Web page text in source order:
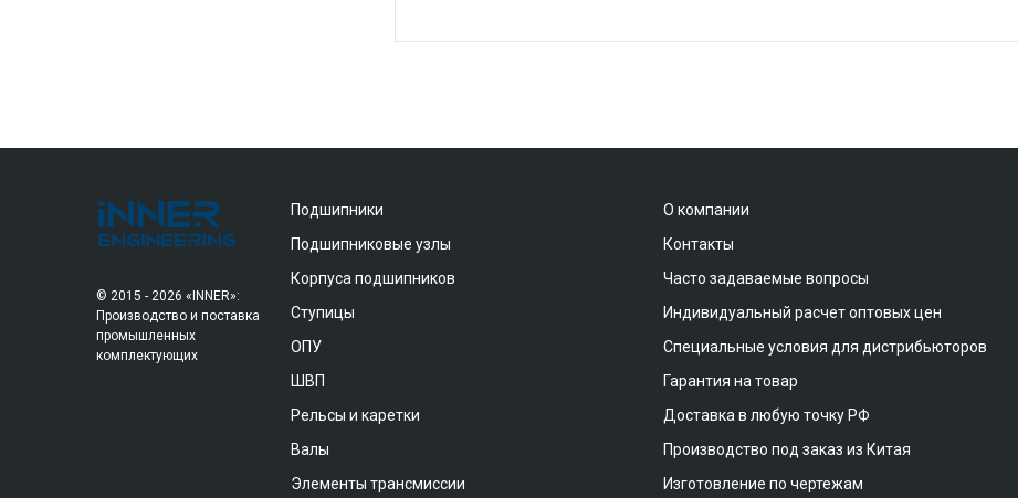
© 2015 - 2026 «INNER»:
Производство и поставка
промышленных
комплектующих
Подшипники
Подшипниковые узлы
Корпуса подшипников
Ступицы
ОПУ
ШВП
Рельсы и каретки
Валы
Элементы трансмиссии
О компании
Контакты
Часто задаваемые вопросы
Индивидуальный расчет оптовых цен
Специальные условия для дистрибьюторов
Гарантия на товар
Доставка в любую точку РФ
Производство под заказ из Китая
Изготовление по чертежам